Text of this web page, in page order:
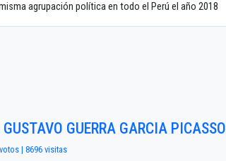
agrupación política en todo el Perú el año 2018
GUSTAVO GUERRA GARCIA PICASSO
| 8696 visitas